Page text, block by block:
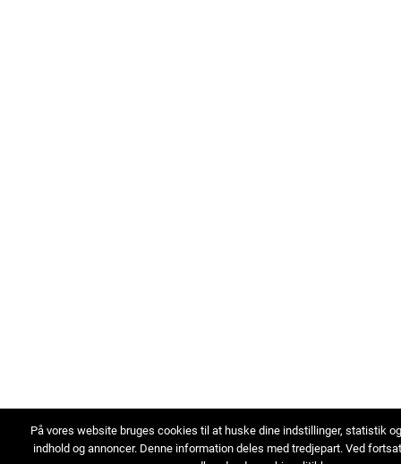
På vores website bruges cookies til at huske dine indstillinger, statistik
indhold og annoncer. Denne information deles med tredjepart. Ved